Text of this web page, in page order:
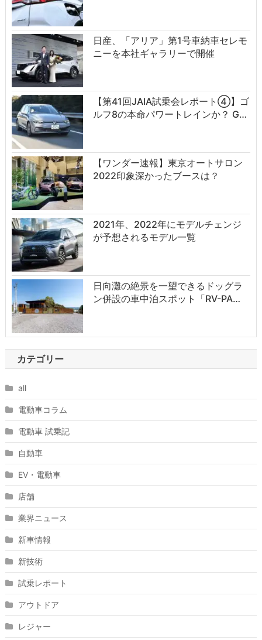
日産、「アリア」第1号車納車セレモ
ニーを本社ギャラリーで開催
【第41回JAIA試乗会レポート④】ゴ
ルフ8の本命パワートレインか？ G…
【ワンダー速報】東京オートサロン
2022印象深かったブースは？
2021年、2022年にモデルチェンジ
が予想されるモデル一覧
日向灘の絶景を一望できるドッグラ
ン併設の車中泊スポット「RV-PA…
カテゴリー
all
電動車コラム
電動車 試乗記
自動車
EV・電動車
店舗
業界ニュース
新車情報
新技術
試乗レポート
アウトドア
レジャー